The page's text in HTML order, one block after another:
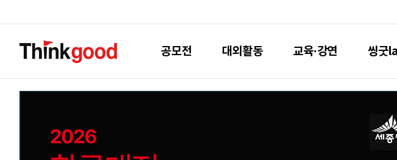
공모전 대외활동 교육·강연 씽굿